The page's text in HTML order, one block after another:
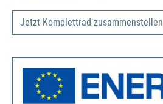
Jetzt Komplettrad zusammenstellen